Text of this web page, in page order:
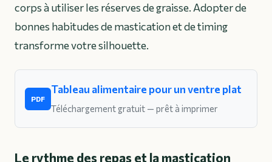
corps à utiliser les réserves de graisse. Adopter de
bonnes habitudes de mastication et de timing
transforme votre silhouette.
PDF
Tableau alimentaire pour un ventre plat
Téléchargement gratuit — prêt à imprimer
Le rythme des repas et la mastication